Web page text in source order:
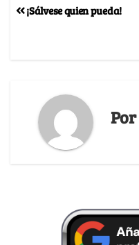
¡Sálvese quien pueda!
Por